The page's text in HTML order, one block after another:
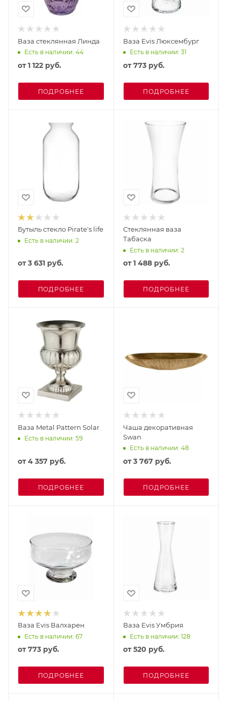
Ваза стеклянная Линда
Есть в наличии: 44
от1 122 руб.
ПОДРОБНЕЕ
Ваза Evis Люксембург
Есть в наличии: 31
от773 руб.
ПОДРОБНЕЕ
Бутыль стекло Pirate's life
Есть в наличии: 2
от3 631 руб.
ПОДРОБНЕЕ
Стеклянная ваза
Табаска
Есть в наличии: 2
от1 488 руб.
ПОДРОБНЕЕ
Ваза Metal Pattern Solar
Есть в наличии: 59
от4 357 руб.
ПОДРОБНЕЕ
Чаша декоративная
Swan
Есть в наличии: 48
от3 767 руб.
ПОДРОБНЕЕ
Ваза Evis Валхарен
Есть в наличии: 67
от773 руб.
ПОДРОБНЕЕ
Ваза Evis Умбрия
Есть в наличии: 128
от520 руб.
ПОДРОБНЕЕ